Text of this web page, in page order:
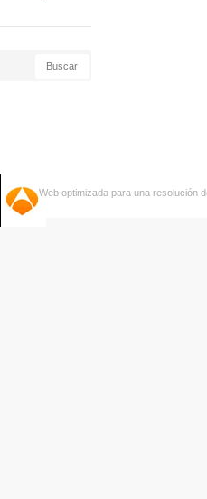
Web optimizada para una resolución